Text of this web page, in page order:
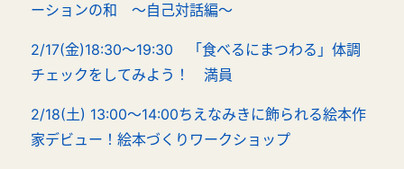
ーションの和 ～自己対話編～
2/17(金)18:30～19:30 「食べるにまつわる」体調
チェックをしてみよう！ 満員
2/18(土) 13:00～14:00ちえなみきに飾られる絵本作
家デビュー！絵本づくりワークショップ